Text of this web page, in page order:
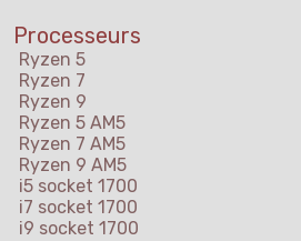
Processeurs
Ryzen 5
Ryzen 7
Ryzen 9
Ryzen 5 AM5
Ryzen 7 AM5
Ryzen 9 AM5
i5 socket 1700
i7 socket 1700
i9 socket 1700